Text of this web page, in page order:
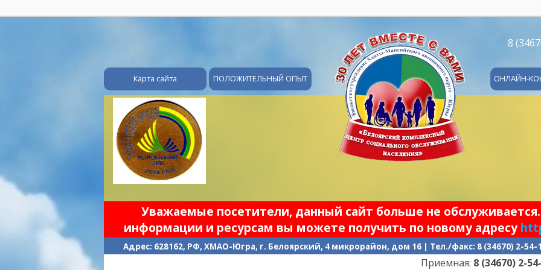
8
Карта сайта ПОЛОЖИТЕЛЬНЫЙ ОПЫТ ОНЛАЙН-
Уважаемые посетители, данный сайт больше не
информации и ресурсам вы можете получить по новому адресу
Адрес: 628162, РФ, ХМАО-Югра, г. Белоярский, 4 микрорайон, дом 16 | Тел./факс: 8 (34670) 2-54-
8 (34670) 2-54-17|